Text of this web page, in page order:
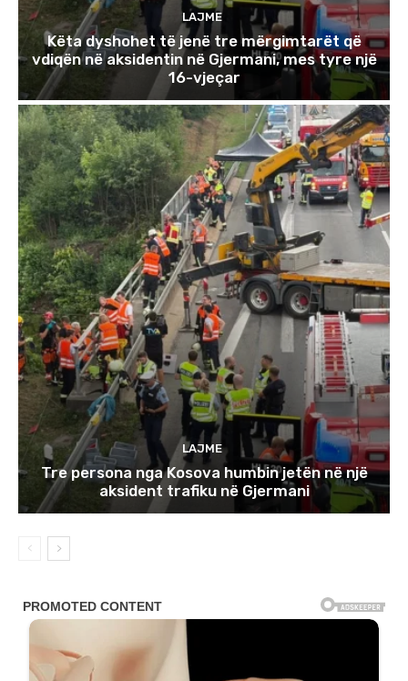
LAJME
Këta dyshohet të jenë tre mërgimtarët që
vdiqën në aksidentin në Gjermani, mes tyre një
16-vjeçar
LAJME
Tre persona nga Kosova humbin jetën në një
aksident trafiku në Gjermani